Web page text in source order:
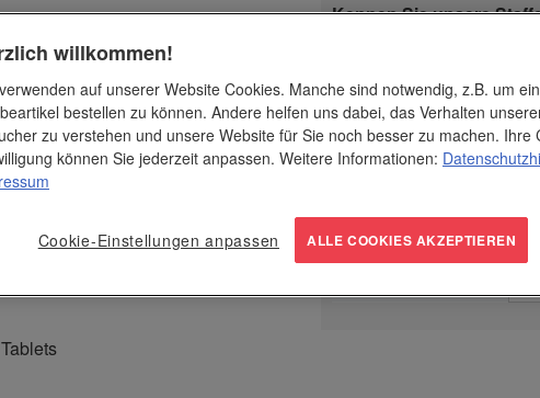
von Tablets,
Einfach aufsprühen,
Der Schwamm des
und besonders sanften
mühelos reinigen. Sie
drucken lassen, sodass es
Kennen Sie unsere
sparen Sie
ab Stück
€ / Stk. 1-
100 5.95 -
500
4.75
willkommen!
auf unserer Website Cookies. Manche sind notwendig, z.B. um
bestellen zu können. Andere helfen uns dabei, das Verhalten
zu verstehen und unsere Website für Sie noch besser zu machen. Ihre
können Sie jederzeit anpassen. Weitere Informationen:
Cookie-Einstellungen anpassen ALLE COOKIES AKZEPTIEREN